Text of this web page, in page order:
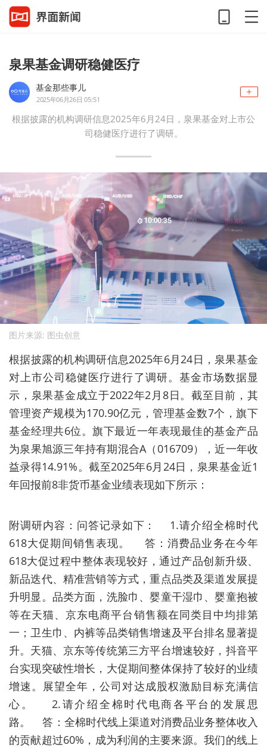
泉果基金调研稳健医疗
基金那些事儿
2025年06月26日 05:51
根据披露的机构调研信息2025年6月24日，泉果基金对上市公
司稳健医疗进行了调研。
图片来源: 图虫创意
根据披露的机构调研信息2025年6月24日，泉果基金
对上市公司稳健医疗进行了调研。基金市场数据显
示，泉果基金成立于2022年2月8日。截至目前，其
管理资产规模为170.90亿元，管理基金数7个，旗下
基金经理共6位。旗下最近一年表现最佳的基金产品
为泉果旭源三年持有期混合A（016709），近一年收
益录得14.91%。截至2025年6月24日，泉果基金近1
年回报前8非货币基金业绩表现如下所示：
附调研内容：问答记录如下： 1.请介绍全棉时代
618大促期间销售表现。 答：消费品业务在今年
618大促过程中整体表现较好，通过产品创新升级、
新品迭代、精准营销等方式，重点品类及渠道发展提
升明显。品类方面，洗脸巾、婴童干湿巾、婴童抱被
等在天猫、京东电商平台销售额在同类目中均排第
一；卫生巾、内裤等品类销售增速及平台排名显著提
升。天猫、京东等传统第三方平台增速较好，抖音平
台实现突破性增长，大促期间整体保持了较好的业绩
增速。展望全年，公司对达成股权激励目标充满信
心。 2.请介绍全棉时代电商各平台的发展思
路。 答：全棉时代线上渠道对消费品业务整体收入
的贡献超过60%，成为利润的主要来源。我们的线上